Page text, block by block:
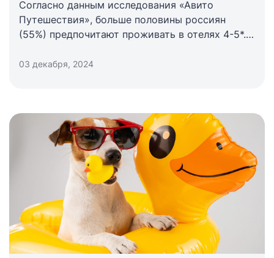
Согласно данным исследования «Авито
Путешествия», больше половины россиян
(55%) предпочитают проживать в отелях 4-5*.
самую бюджетную категорию «без звезд» —
03 декабря, 2024